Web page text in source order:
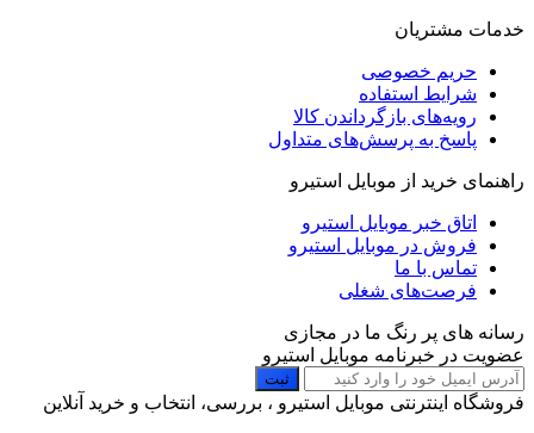
خدمات مشتریان
حریم خصوصی
شرایط استفاده
رویه‌های بازگرداندن کالا
پاسخ به پرسش‌های متداول
راهنمای خرید از موبایل استیرو
اتاق خبر موبایل استیرو
فروش در موبایل استیرو
تماس با ما
فرصت‌های شغلی
رسانه های پر رنگ ما در مجازی
عضویت در خبرنامه موبایل استیرو
ثبت
فروشگاه اینترنتی موبایل استیرو ، بررسی، انتخاب و خرید آنلاین